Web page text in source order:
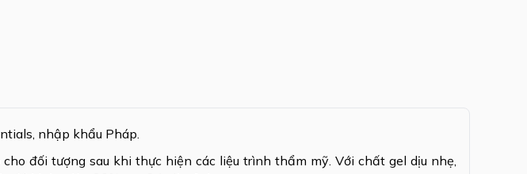
nhập khẩu Pháp.
đối tượng sau khi thực hiện các liệu trình thẩm mỹ. Với chất gel dịu nhẹ,